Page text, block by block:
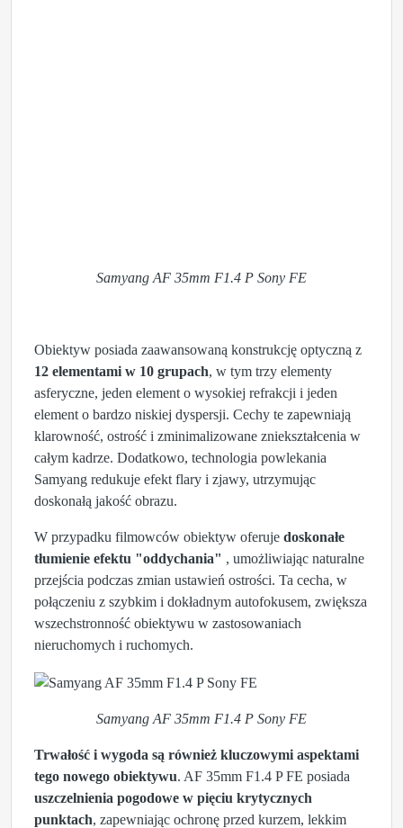
Samyang AF 35mm F1.4 P Sony FE
Obiektyw posiada zaawansowaną konstrukcję optyczną z
12 elementami w 10 grupach, w tym trzy elementy
asferyczne, jeden element o wysokiej refrakcji i jeden
element o bardzo niskiej dyspersji. Cechy te zapewniają
klarowność, ostrość i zminimalizowane zniekształcenia w
całym kadrze. Dodatkowo, technologia powlekania
Samyang redukuje efekt flary i zjawy, utrzymując
doskonałą jakość obrazu.
W przypadku filmowców obiektyw oferuje doskonałe
tłumienie efektu "oddychania" , umożliwiając naturalne
przejścia podczas zmian ustawień ostrości. Ta cecha, w
połączeniu z szybkim i dokładnym autofokusem, zwiększa
wszechstronność obiektywu w zastosowaniach
nieruchomych i ruchomych.
Samyang AF 35mm F1.4 P Sony FE
Trwałość i wygoda są również kluczowymi aspektami
tego nowego obiektywu. AF 35mm F1.4 P FE posiada
uszczelnienia pogodowe w pięciu krytycznych
punktach, zapewniając ochronę przed kurzem, lekkim